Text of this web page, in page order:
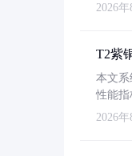
2026年
T2紫
本文系
性能指
2026年